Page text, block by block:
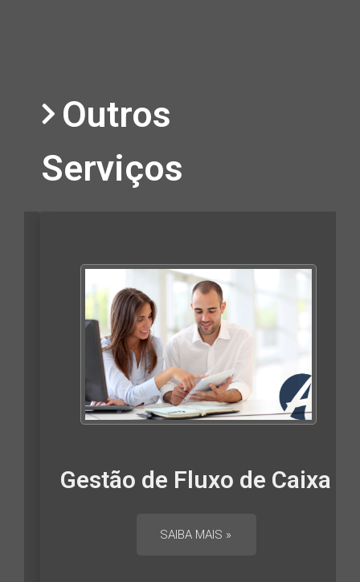
Outros
Serviços
Gestão de Fluxo de Caixa
SAIBA MAIS »